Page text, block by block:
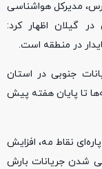
مدیرکل هواشناسی
گیلان اظهار کرد:
در منطقه است.
جنوبی در استان
تا پایان هفته پیش
نقاط مه، افزایش
شدن جریانات بارش